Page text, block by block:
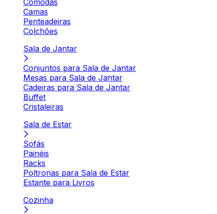
Cômodas
Camas
Penteadeiras
Colchões
Sala de Jantar
Conjuntos para Sala de Jantar
Mesas para Sala de Jantar
Cadeiras para Sala de Jantar
Buffet
Cristaleiras
Sala de Estar
Sofás
Painéis
Racks
Poltronas para Sala de Estar
Estante para Livros
Cozinha